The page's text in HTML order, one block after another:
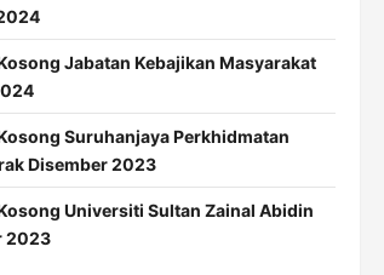
Jabatan Kebajikan Masyarakat
Suruhanjaya Perkhidmatan
Disember 2023
Universiti Sultan Zainal Abidin
2023